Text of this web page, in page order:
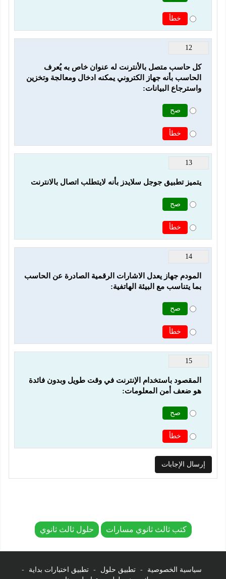
خطأ
12
واسترجاع البيانات:
صح
خطأ
13
يتميز تطبيق جوجل سلايدز بأنه لايتطلب اتصال بالانترنت
صح
خطأ
14
بما يتناسب مع البيئة الهاتفية:
صح
خطأ
15
هو ضعف أمن المعلومات:
صح
خطأ
كتب ثالث ثانوي مسارات حلول ثالث ثانوي
سياسية الخصوصية - تطبيق حلول - تطبيق اختبارات بداية
-